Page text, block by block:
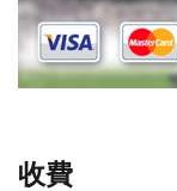
收費